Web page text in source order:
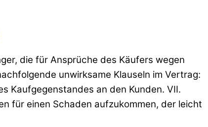
die für Ansprüche des Käufers wegen
unwirksame Klauseln im Vertrag:
Kaufgegenstandes an den Kunden. VII.
für einen Schaden aufzukommen, der leicht